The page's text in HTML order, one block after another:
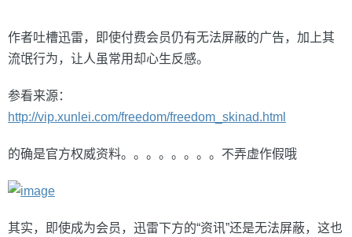
作者吐槽迅雷，即使付费会员仍有无法屏蔽的广告，加上其
流氓行为，让人虽常用却心生反感。
参看来源：
http://vip.xunlei.com/freedom/freedom_skinad.html
的确是官方权威资料。。。。。。。。不弄虚作假哦
其实，即使成为会员，迅雷下方的“资讯”还是无法屏蔽，这也